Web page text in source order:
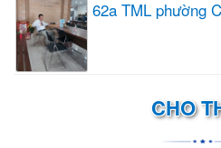
62a TML phường
CHO